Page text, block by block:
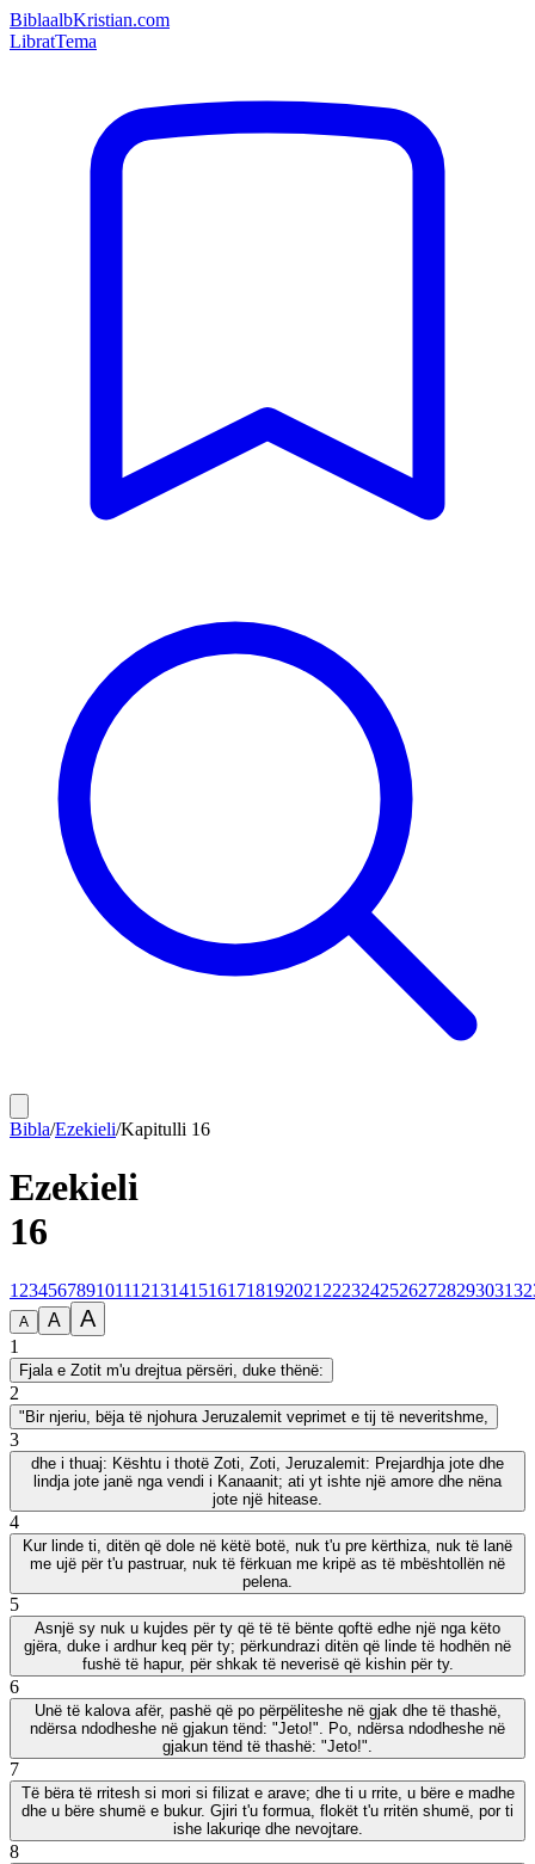
BiblaalbKristian.com
LibratTema
Bibla/Ezekieli/Kapitulli 16
Ezekieli
16
1 23456789101112131415161718192021 2223242526272829303132
A A A
1
Fjala e Zotit m'u drejtua përsëri, duke thënë:
2
"Bir njeriu, bëja të njohura Jeruzalemit veprimet e tij të neveritshme,
3
dhe i thuaj: Kështu i thotë Zoti, Zoti, Jeruzalemit: Prejardhja jote dhe
lindja jote janë nga vendi i Kanaanit; ati yt ishte një amore dhe nëna
jote një hitease.
4
Kur linde ti, ditën që dole në këtë botë, nuk t'u pre kërthiza, nuk të lanë
me ujë për t'u pastruar, nuk të fërkuan me kripë as të mbështollën në
pelena.
5
Asnjë sy nuk u kujdes për ty që të të bënte qoftë edhe një nga këto
gjëra, duke i ardhur keq për ty; përkundrazi ditën që linde të hodhën në
fushë të hapur, për shkak të neverisë që kishin për ty.
6
Unë të kalova afër, pashë që po përpëliteshe në gjak dhe të thashë,
ndërsa ndodheshe në gjakun tënd: "Jeto!". Po, ndërsa ndodheshe në
gjakun tënd të thashë: "Jeto!".
7
Të bëra të rritesh si mori si filizat e arave; dhe ti u rrite, u bëre e madhe
dhe u bëre shumë e bukur. Gjiri t'u formua, flokët t'u rritën shumë, por ti
ishe lakuriqe dhe nevojtare.
8